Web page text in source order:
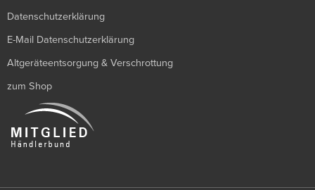
Datenschutzerklärung
E-Mail Datenschutzerklärung
Altgeräteentsorgung & Verschrottung
zum Shop